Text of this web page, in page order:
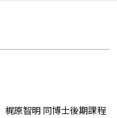
原智明 同博士後期課程